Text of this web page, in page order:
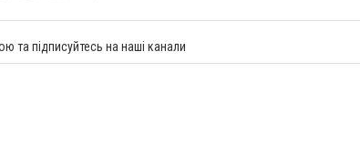
та підписуйтесь на наші канали